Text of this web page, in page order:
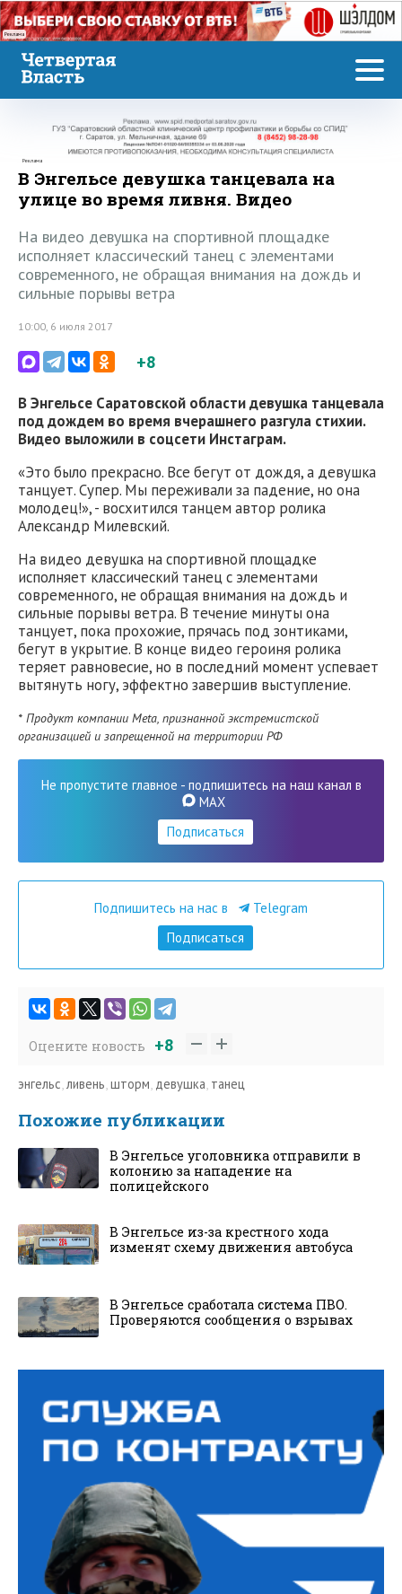
Реклама
Реклама
В Энгельсе девушка танцевала на
улице во время ливня. Видео
На видео девушка на спортивной площадке
исполняет классический танец с элементами
современного, не обращая внимания на дождь и
сильные порывы ветра
10:00, 6 июля 2017
+8
В Энгельсе Саратовской области девушка танцевала
под дождем во время вчерашнего разгула стихии.
Видео выложили в соцсети Инстаграм.
«Это было прекрасно. Все бегут от дождя, а девушка
танцует. Супер. Мы переживали за падение, но она
молодец!», - восхитился танцем автор ролика
Александр Милевский.
На видео девушка на спортивной площадке
исполняет классический танец с элементами
современного, не обращая внимания на дождь и
сильные порывы ветра. В течение минуты она
танцует, пока прохожие, прячась под зонтиками,
бегут в укрытие. В конце видео героиня ролика
теряет равновесие, но в последний момент успевает
вытянуть ногу, эффектно завершив выступление.
* Продукт компании Meta, признанной экстремистской
организацией и запрещенной на территории РФ
Не пропустите главное - подпишитесь на наш канал в
MAX
Подписаться
Подпишитесь на нас в
Telegram
Подписаться
Оцените новость +8
энгельс ливень шторм девушка танец
Похожие публикации
В Энгельсе уголовника отправили в
колонию за нападение на
полицейского
В Энгельсе из-за крестного хода
изменят схему движения автобуса
В Энгельсе сработала система ПВО.
Проверяются сообщения о взрывах